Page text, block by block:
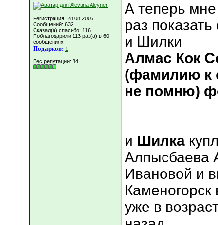
Регистрация: 28.08.2006
Сообщений: 632
Сказал(а) спасибо: 116
Поблагодарили 113 раз(а) в 60
сообщениях
Подарков: 1
Вес репутации: 84
А теперь
раз
и Шилки
Алмас Кок
(фамилию к
не помню)
и Шилка
Алпысбаева
Ивановой и
Каменогорск
уже в